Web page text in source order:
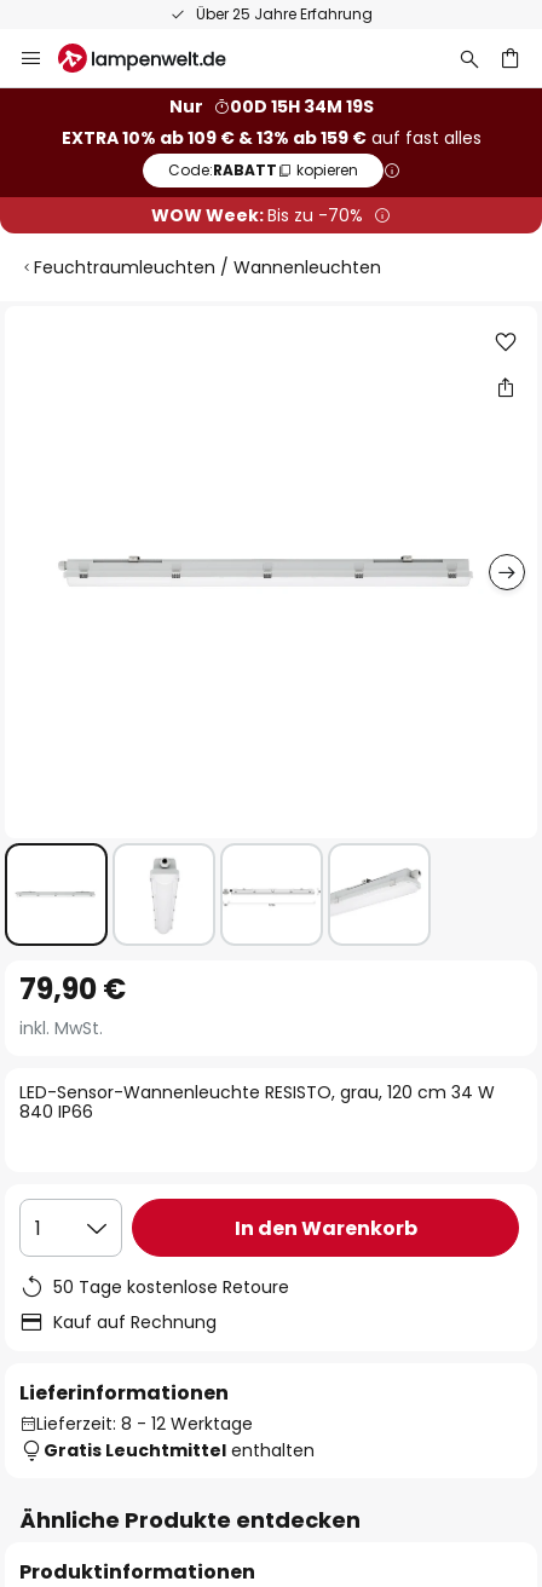
50 Tage kostenlose Retoure
Inhalt
Nur
00D 15H 34M 18S
EXTRA 10% ab 109 € & 13% ab 159 €auf fast alles
Code:RABATT kopieren
WOW Week:Bis zu -70%
Feuchtraumleuchten / Wannenleuchten
Anfang
der
springen
LED-Sensor-Wannenleuchte RESISTO, grau, 120 cm 34 W
840 IP66
79,90 €
inkl. MwSt.
1 In den Warenkorb
50 Tage kostenlose Retoure
Kauf auf Rechnung
Lieferinformationen
Lieferzeit: 8 - 12 Werktage
Gratis Leuchtmittel enthalten
Ähnliche Produkte entdecken
Produktinformationen